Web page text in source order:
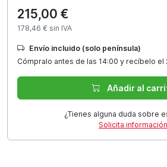
215,00 €
178,46 € sin IVA
Envío incluido (solo península)
Cómpralo antes de las 14:00 y recíbelo el
Añadir al
¿Tienes alguna duda sobre
Solicita información